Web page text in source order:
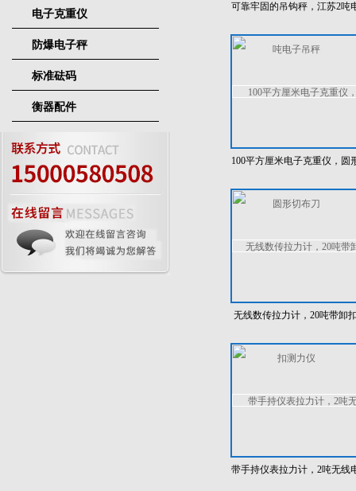
电子克重仪
防爆电子秤
标准砝码
衡器配件
可靠牢固的吊钩秤，江苏2吨
100平方厘米电子克重仪，圆
无线数传拉力计，20吨带卸
带手持仪表拉力计，2吨无线